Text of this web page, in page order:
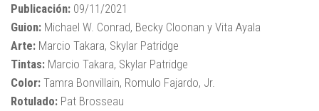
Publicación: 09/11/2021
Guion: Michael W. Conrad, Becky Cloonan y Vita Ayala
Arte: Marcio Takara, Skylar Patridge
Tintas: Marcio Takara, Skylar Patridge
Color: Tamra Bonvillain, Romulo Fajardo, Jr.
Rotulado: Pat Brosseau